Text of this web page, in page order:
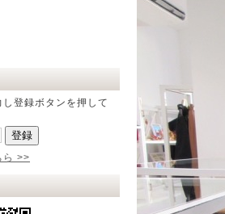
登録ボタンを押して
ら >>